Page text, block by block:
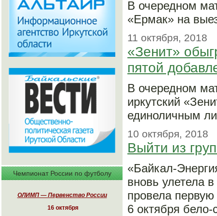
Чемпионат России по футболу
ОЛИМП — Первенство России
16 октября
В очередном
«Ермак» на
11 октября, 2018
«Зенит»
пятой
В очередном
иркутский
единоличным
10 октября, 2018
Выйти из
«Байкал-
вновь улетела
провела
6 октября бело-